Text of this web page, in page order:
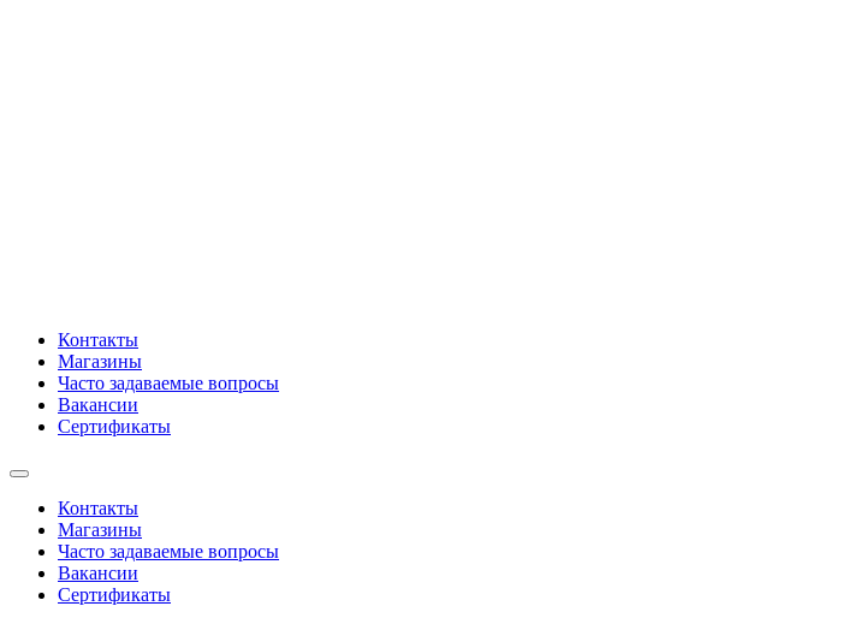
Контакты
Магазины
Часто задаваемые вопросы
Вакансии
Сертификаты
Контакты
Магазины
Часто задаваемые вопросы
Вакансии
Сертификаты